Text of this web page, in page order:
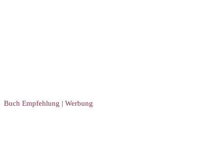
Buch Empfehlung | Werbung